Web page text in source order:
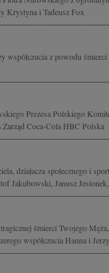
Krystyna i Tadeusz Fox
z powodu śmierci
Prezesa Polskiego
Coca-Cola HBC Polska
działacza społecznego i
Jakubowski, Janusz
śmierci Twojego
współczucia Hanna i